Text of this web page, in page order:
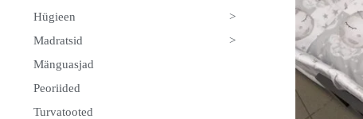
>
Hügieen
>
Madratsid
Mänguasjad
Peoriided
Turvatooted